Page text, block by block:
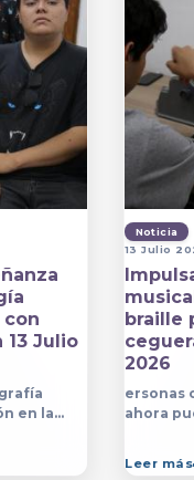
con
13 Julio
en la
Noticia
13 Julio
braille
2026
ersonas
ahora
imparten
Leer más